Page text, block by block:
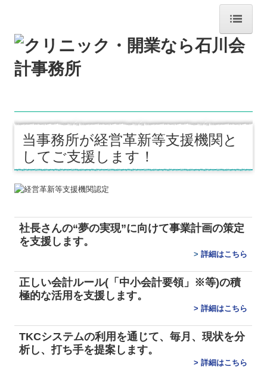
ホーム
毎月更新！コラム！
事務所紹介
交通案内
業務案内
お問合せ
医師・歯科医師の方へ
TKCシステムQ&A
当事務所が経営革新等支援機関と
してご支援します！
社長さんの“夢の実現”に向けて事業計画の策定
を支援します。
>詳細はこちら
正しい会計ルール(「中小会計要領」※等)の積
極的な活用を支援します。
>詳細はこちら
TKCシステムの利用を通じて、毎月、現状を分
析し、打ち手を提案します。
>詳細はこちら